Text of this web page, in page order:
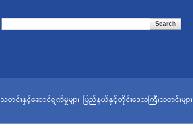
Search form
သတင်းနှင့်ဆောင်ရွက်မှုများ ပြည်နယ်နှင့်တိုင်းဒေသကြီးသတင်းများ